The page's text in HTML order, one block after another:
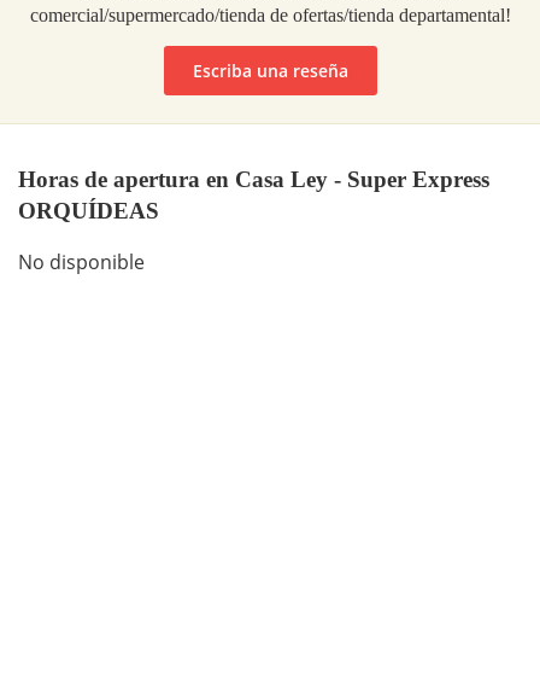
comercial/supermercado/tienda de ofertas/tienda departamental!
Escriba una reseña
Horas de apertura en Casa Ley - Super Express
ORQUÍDEAS
No disponible